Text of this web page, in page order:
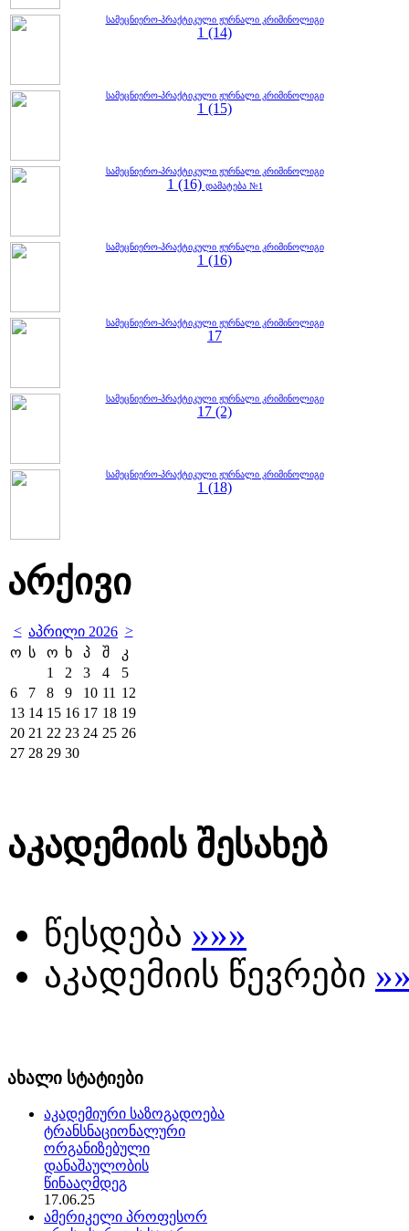
სამეცნიერო-პრაქტიკული ჟურნალი კრიმინოლიგი
1 (14)
სამეცნიერო-პრაქტიკული ჟურნალი კრიმინოლიგი
1 (15)
სამეცნიერო-პრაქტიკული ჟურნალი კრიმინოლიგი
1 (16) დამატება №1
სამეცნიერო-პრაქტიკული ჟურნალი კრიმინოლიგი
1 (16)
სამეცნიერო-პრაქტიკული ჟურნალი კრიმინოლიგი
17
სამეცნიერო-პრაქტიკული ჟურნალი კრიმინოლიგი
17 (2)
სამეცნიერო-პრაქტიკული ჟურნალი კრიმინოლიგი
1 (18)
არქივი
< აპრილი 2026 >
ო ს ო ხ პ შ
კ
1
2 3 4
5
6
7 8 9 10 11 12
13 14 15 16 17 18 19
20 21 22 23 24 25 26
27 28 29 30
აკადემიის შესახებ
წესდება »»»
აკადემიის წევრები
ახალი სტატიები
აკადემიური საზოგადოება
ტრანსნაციონალური
ორგანიზებული
დანაშაულობის
წინააღმდეგ
17.06.25
ამერიკელი პროფესორ